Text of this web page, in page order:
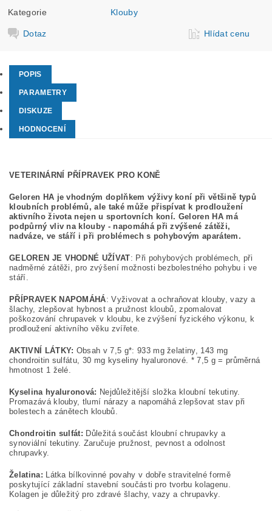
Kategorie Klouby
Dotaz Hlídat cenu
POPIS
PARAMETRY
DISKUZE
HODNOCENÍ
VETERINÁRNÍ PŘÍPRAVEK PRO KONĚ
Geloren HA je vhodným doplňkem výživy koní při většině typů
kloubních problémů, ale také může přispívat k prodloužení
aktivního života nejen u sportovních koní. Geloren HA má
podpůrný vliv na klouby - napomáhá při zvýšené zátěži,
nadváze, ve stáří i při problémech s pohybovým aparátem.
GELOREN JE VHODNÉ UŽÍVAT: Při pohybových problémech, při
nadměrné zátěži, pro zvýšení možnosti bezbolestného pohybu i ve
stáří.
PŘÍPRAVEK NAPOMÁHÁ: Vyživovat a ochraňovat klouby, vazy a
šlachy, zlepšovat hybnost a pružnost kloubů, zpomalovat
poškozování chrupavek v kloubu, ke zvýšení fyzického výkonu, k
prodloužení aktivního věku zvířete.
AKTIVNÍ LÁTKY: Obsah v 7,5 g*: 933 mg želatiny, 143 mg
chondroitin sulfátu, 30 mg kyseliny hyaluronové. * 7,5 g = průměrná
hmotnost 1 želé.
Kyselina hyaluronová: Nejdůležitější složka kloubní tekutiny.
Promazává klouby, tlumí nárazy a napomáhá zlepšovat stav při
bolestech a zánětech kloubů.
Chondroitin sulfát: Důležitá součást kloubní chrupavky a
synoviální tekutiny. Zaručuje pružnost, pevnost a odolnost
chrupavky.
Želatina: Látka bílkovinné povahy v dobře stravitelné formě
poskytující základní stavební součásti pro tvorbu kolagenu.
Kolagen je důležitý pro zdravé šlachy, vazy a chrupavky.